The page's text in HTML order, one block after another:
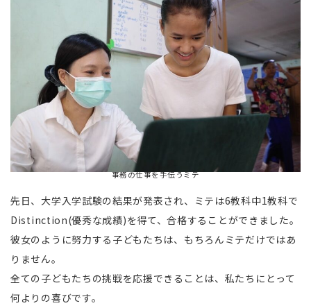
事務の仕事を手伝うミテ
先日、大学入学試験の結果が発表され、ミテは6教科中1教科で
Distinction(優秀な成績)を得て、合格することができました。
彼女のように努力する子どもたちは、もちろんミテだけではあ
りません。
全ての子どもたちの挑戦を応援できることは、私たちにとって
何よりの喜びです。